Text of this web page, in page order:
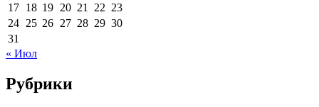
17 18 19 20 21 22 23
24 25 26 27 28 29 30
31
« Июл
Рубрики